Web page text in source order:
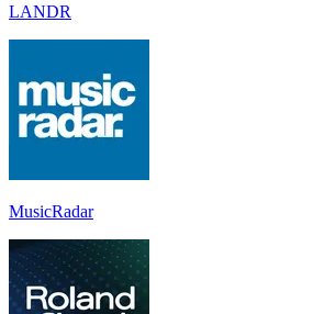
LANDR
MusicRadar